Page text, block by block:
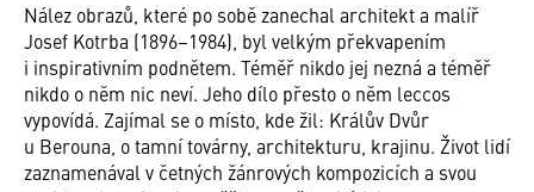
Nález obrazů, které po sobě zanechal architekt a malíř
Josef Kotrba (1896–1984), byl velkým překvapením
i inspirativním podnětem. Téměř nikdo jej nezná a téměř
nikdo o něm nic neví. Jeho dílo přesto o něm leccos
vypovídá. Zajímal se o místo, kde žil: Králův Dvůr
u Berouna, o tamní továrny, architekturu, krajinu. Život lidí
zaznamenával v četných žánrových kompozicích a svou